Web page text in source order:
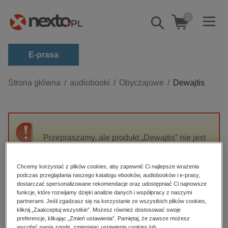
Pokaż/schowaj
wyszukiwarkę
0
E-prasa
Kategorie
biznesowe, branżowe, gospodarka
dzienniki
edukacja
hobby, sport, rozrywka
komputery, internet, technologie, informatyka
Strona główna audiobooki Obyczajowe Dewajtis
Przepraszamy, ale produkt „Dewajtis” nie jest
High-contrast mode
Polecane
Chcemy korzystać z plików cookies, aby zapewnić Ci najlepsze wrażenia
podczas przeglądania naszego katalogu ebooków, audiobooków i e-prasy,
dostarczać spersonalizowane rekomendacje oraz udostępniać Ci najnowsze
funkcje, które rozwijamy dzięki analizie danych i współpracy z naszymi
partnerami. Jeśli zgadzasz się na korzystanie ze wszystkich plików cookies,
kliknij „Zaakceptuj wszystkie”. Możesz również dostosować swoje
preferencje, klikając „Zmień ustawienia”. Pamiętaj, że zawsze możesz